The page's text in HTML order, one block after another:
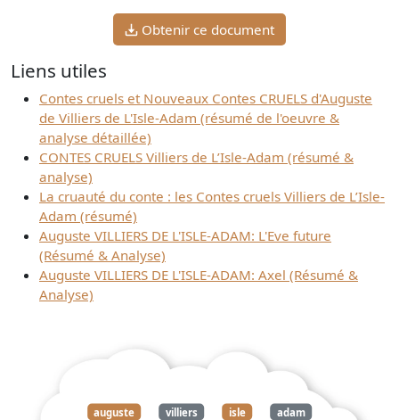
Obtenir ce document
Liens utiles
Contes cruels et Nouveaux Contes CRUELS d'Auguste
de Villiers de L'Isle-Adam (résumé de l'oeuvre &
analyse détaillée)
CONTES CRUELS Villiers de L’Isle-Adam (résumé &
analyse)
La cruauté du conte : les Contes cruels Villiers de L’Isle-
Adam (résumé)
Auguste VILLIERS DE L'ISLE-ADAM: L'Eve future
(Résumé & Analyse)
Auguste VILLIERS DE L'ISLE-ADAM: Axel (Résumé &
Analyse)
auguste villiers isle adam